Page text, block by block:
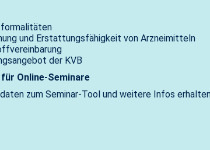
und Erstattungsfähigkeit von Arzneimitteln
der KVB
für Online-Seminare
zum Seminar-Tool und weitere Infos